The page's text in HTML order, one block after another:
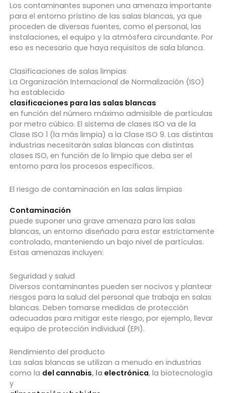
Los contaminantes suponen una amenaza importante
para el entorno prístino de las salas blancas, ya que
proceden de diversas fuentes, como el personal, las
instalaciones, el equipo y la atmósfera circundante. Por
eso es necesario que haya requisitos de sala blanca.
Clasificaciones de salas limpias
La Organización Internacional de Normalización (ISO)
ha establecido
clasificaciones para las salas blancas
en función del número máximo admisible de partículas
por metro cúbico. El sistema de clases ISO va de la
Clase ISO 1 (la más limpia) a la Clase ISO 9. Las distintas
industrias necesitarán salas blancas con distintas
clases ISO, en función de lo limpio que deba ser el
entorno para los procesos específicos.
El riesgo de contaminación en las salas limpias
Contaminación
puede suponer una grave amenaza para las salas
blancas, un entorno diseñado para estar estrictamente
controlado, manteniendo un bajo nivel de partículas.
Estas amenazas incluyen:
Seguridad y salud
Diversos contaminantes pueden ser nocivos y plantear
riesgos para la salud del personal que trabaja en salas
blancas. Deben tomarse medidas de protección
adecuadas para mitigar este riesgo, por ejemplo, llevar
equipo de protección individual (EPI).
Rendimiento del producto
Las salas blancas se utilizan a menudo en industrias
como la del cannabis, la electrónica, la biotecnología
y